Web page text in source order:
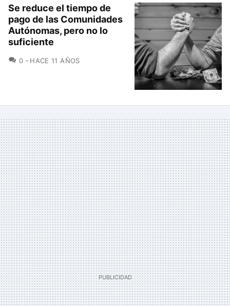
Se reduce el tiempo de
pago de las Comunidades
Autónomas, pero no lo
suficiente
0 COMENTARIOS
HACE 11 AÑOS